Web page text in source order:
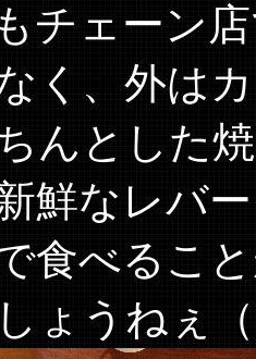
チェーン
く、外は
んとした
鮮なレバ
食べるこ
ょうねぇ